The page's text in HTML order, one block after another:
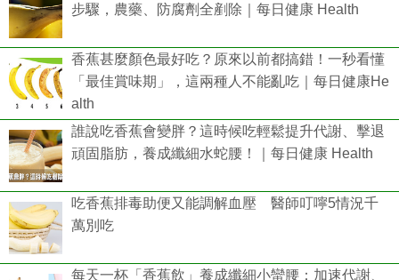
步驟，農藥、防腐劑全剷除｜每日健康 Health
香蕉甚麼顏色最好吃？原來以前都搞錯！一秒看懂
「最佳賞味期」，這兩種人不能亂吃｜每日健康He
alth
誰說吃香蕉會變胖？這時候吃輕鬆提升代謝、擊退
頑固脂肪，養成纖細水蛇腰！｜每日健康 Health
吃香蕉排毒助便又能調解血壓 醫師叮嚀5情況千
萬別吃
每天一杯「香蕉飲」養成纖細小蠻腰：加速代謝、